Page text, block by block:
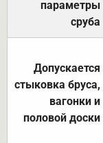
параметры
сруба
Допускается
стыковка бруса,
вагонки и
половой доски